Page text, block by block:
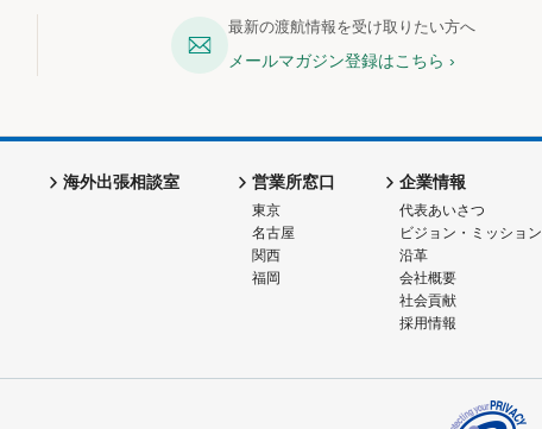
最新の渡航情報を受け取りたい方へ
メールマガジン登録はこちら
海外出張相談室 営業所窓口
東京
名古屋
関西
福岡
企業情報
代表あいさつ
ビジョン・ミッション
沿革
会社概要
社会貢献
採用情報